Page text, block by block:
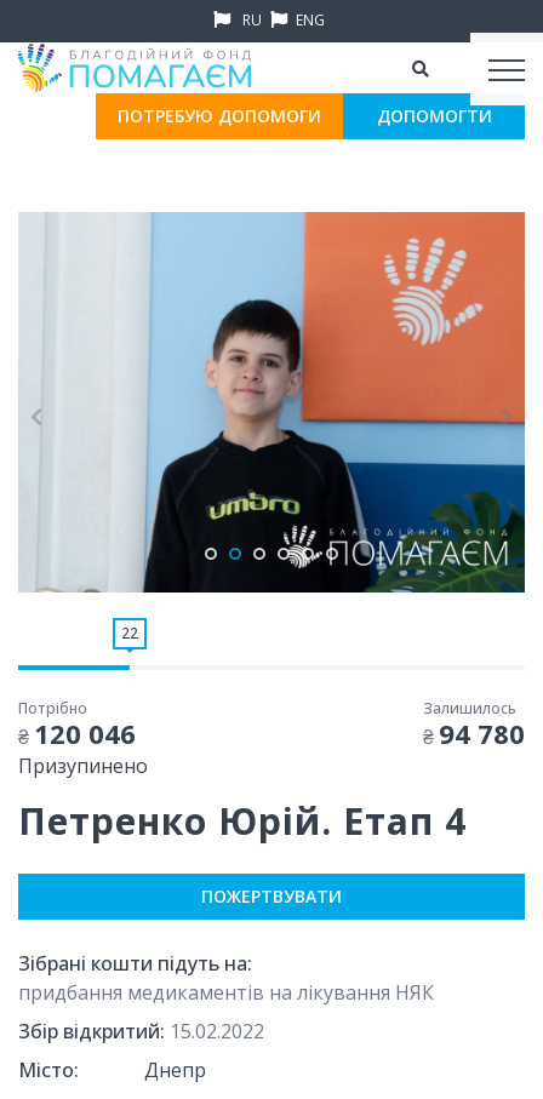
RU ENG
ПОТРЕБУЮ ДОПОМОГИ ДОПОМОГТИ
22
Потрібно
₴ 120 046
Залишилось
₴ 94 780
Призупинено
Петренко Юрій. Етап 4
ПОЖЕРТВУВАТИ
Зібрані кошти підуть на:
придбання медикаментів на лікування НЯК
Збір відкритий: 15.02.2022
Місто:
Днепр